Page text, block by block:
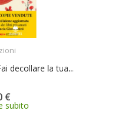
decollare la tua...
€
subito